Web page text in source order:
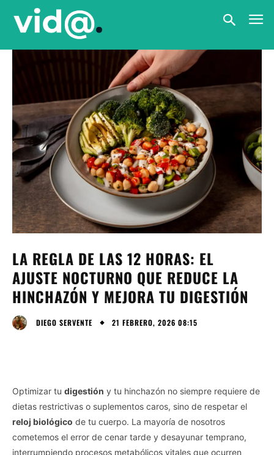
LA REGLA DE LAS 12 HORAS: EL
AJUSTE NOCTURNO QUE REDUCE LA
HINCHAZÓN Y MEJORA TU DIGESTIÓN
DIEGO SERVENTE 21 FEBRERO, 2026 08:15
Optimizar tu digestión y tu hinchazón no siempre requiere de
dietas restrictivas o suplementos caros, sino de respetar el
reloj biológico de tu cuerpo. La mayoría de nosotros
cometemos el error de cenar tarde y desayunar temprano,
interrumpiendo procesos metabólicos vitales que ocurren